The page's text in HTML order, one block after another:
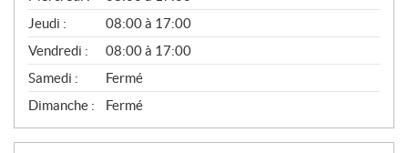
A
L
Jeudi :
08:00 à 17:00
Vendredi :
08:00 à 17:00
Samedi :
Fermé
Dimanche :
Fermé